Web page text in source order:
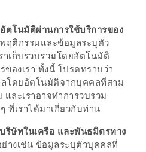
ตโนมัติผ่านการใช้บริการของ
ฤติกรรมและข้อมูลระบุตัว
เก็บรวบรวมโดยอัตโนมัติ
ของเรา ทั้งนี้ โปรดทราบว่า
ลโดยอัตโนมัติจากบุคคลที่สาม
ละเราอาจทำการวบรวม
ที่เราได้มาเกี่ยวกับท่าน
ริษัทในเครือ และพันธมิตรทาง
ย่างเช่น ข้อมูลระบุตัวบุคคลที่